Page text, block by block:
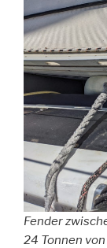
Fender
24 Tonnen